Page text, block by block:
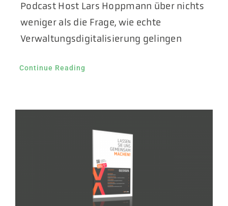
Podcast Host Lars Hoppmann über nichts
weniger als die Frage, wie echte
Verwaltungsdigitalisierung gelingen
Continue Reading